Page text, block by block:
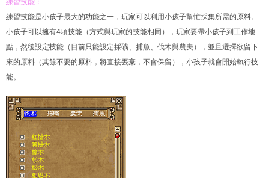
練習技能：
練習技能是小孩子最大的功能之一，玩家可以利用小孩子幫忙採集所需的原料。
小孩子可以擁有4項技能（方式與玩家的技能相同），玩家要帶小孩子到工作地
點，然後設定技能（目前只能設定採礦、捕魚、伐木與農夫），並且選擇欲留下
來的原料（其餘不要的原料，將直接丟棄，不會保留），小孩子就會開始執行技
能。